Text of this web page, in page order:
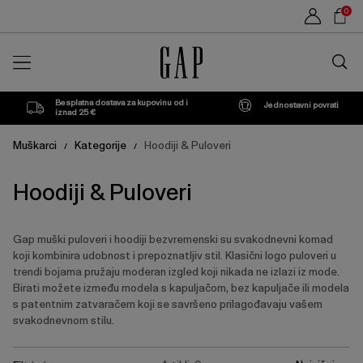
0
trgovini
Besplatna dostava za kupovinu od i
iznad 25 €
Jednostavni povrati
Muškarci / Kategorije / Hoodiji & Puloveri
Hoodiji & Puloveri
Gap muški puloveri i hoodiji bezvremenski su svakodnevni komad
koji kombinira udobnost i prepoznatljiv stil. Klasični logo puloveri u
trendi bojama pružaju moderan izgled koji nikada ne izlazi iz mode.
Birati možete između modela s kapuljačom, bez kapuljače ili modela
s patentnim zatvaračem koji se savršeno prilagođavaju vašem
svakodnevnom stilu.